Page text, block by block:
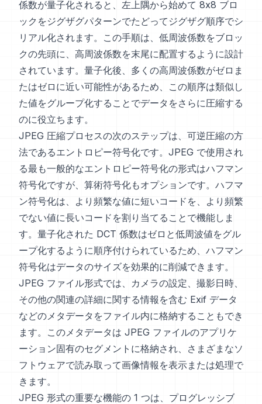
係数が量子化されると、左上隅から始めて 8x8 ブロ
ックをジグザグパターンでたどってジグザグ順序でシ
リアル化されます。この手順は、低周波係数をブロッ
クの先頭に、高周波係数を末尾に配置するように設計
されています。量子化後、多くの高周波係数がゼロま
たはゼロに近い可能性があるため、この順序は類似し
た値をグループ化することでデータをさらに圧縮する
のに役立ちます。
JPEG 圧縮プロセスの次のステップは、可逆圧縮の方
法であるエントロピー符号化です。JPEG で使用され
る最も一般的なエントロピー符号化の形式はハフマン
符号化ですが、算術符号化もオプションです。ハフマ
ン符号化は、より頻繁な値に短いコードを、より頻繁
でない値に長いコードを割り当てることで機能しま
す。量子化された DCT 係数はゼロと低周波値をグル
ープ化するように順序付けられているため、ハフマン
符号化はデータのサイズを効果的に削減できます。
JPEG ファイル形式では、カメラの設定、撮影日時、
その他の関連の詳細に関する情報を含む Exif データ
などのメタデータをファイル内に格納することもでき
ます。このメタデータは JPEG ファイルのアプリケ
ーション固有のセグメントに格納され、さまざまなソ
フトウェアで読み取って画像情報を表示または処理で
きます。
JPEG 形式の重要な機能の 1 つは、プログレッシブ